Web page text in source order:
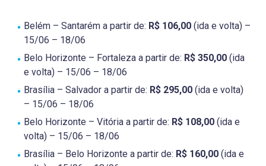
Belém – Santarém a partir de: R$ 106,00 (ida e volta) –
15/06 – 18/06
Belo Horizonte – Fortaleza a partir de: R$ 350,00 (ida
e volta) – 15/06 – 18/06
Brasília – Salvador a partir de: R$ 295,00 (ida e volta)
– 15/06 – 18/06
Belo Horizonte – Vitória a partir de: R$ 108,00 (ida e
volta) – 15/06 – 18/06
Brasília – Belo Horizonte a partir de: R$ 160,00 (ida e